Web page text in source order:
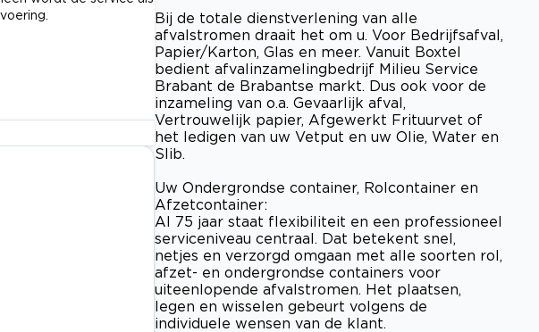
Bij de totale dienstverlening van alle
afvalstromen draait het om u. Voor Bedrijfsafval,
Papier/Karton, Glas en meer. Vanuit Boxtel
bedient afvalinzamelingbedrijf Milieu Service
Brabant de Brabantse markt. Dus ook voor de
inzameling van o.a. Gevaarlijk afval,
Vertrouwelijk papier, Afgewerkt Frituurvet of
het ledigen van uw Vetput en uw Olie, Water en
Slib.
Uw Ondergrondse container, Rolcontainer en
Afzetcontainer:
Al 75 jaar staat flexibiliteit en een professioneel
serviceniveau centraal. Dat betekent snel,
netjes en verzorgd omgaan met alle soorten rol,
afzet- en ondergrondse containers voor
uiteenlopende afvalstromen. Het plaatsen,
legen en wisselen gebeurt volgens de
individuele wensen van de klant.